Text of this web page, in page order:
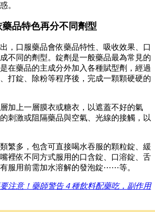
。
品特色再分不同劑型
，口服藥品會依藥品特性、吸收效果、口
不同的劑型。錠劑是一般藥品最為常見的
在藥品的主成分外加入各種賦型劑，經過
打錠、除粉等程序後，完成一顆顆硬硬的
加上一層膜衣或糖衣，以遮蓋不好的氣
刺激或阻隔藥品與空氣、光線的接觸，以
繁多，包含可直接喝水吞服的顆粒錠、緩
裡依不同方式服用的口含錠、口溶錠、舌
服用前需加水溶解的發泡錠⋯⋯等。
注意！藥師警告４種飲料配藥吃，副作用